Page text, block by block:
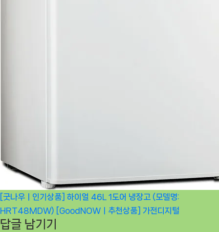
[굿나우ㅣ인기상품] 하이얼 46L 1도어 냉장고 (모델명:
HRT48MDW) [GoodNOWㅣ추천상품] 가전디지털
답글 남기기